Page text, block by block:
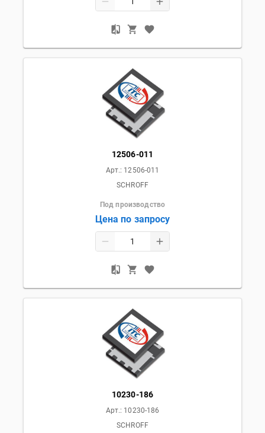
12506-011
Арт.: 12506-011
SCHROFF
Под производство
Цена по запросу
10230-186
Арт.: 10230-186
SCHROFF